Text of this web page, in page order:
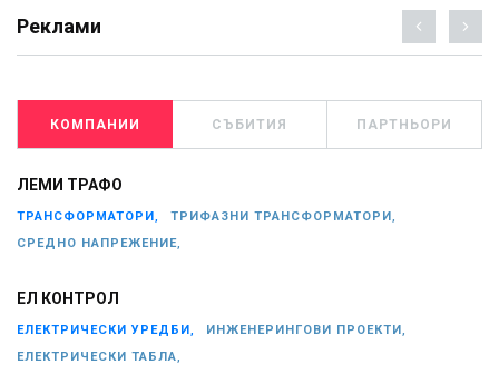
Реклами
КОМПАНИИ СЪБИТИЯ ПАРТНЬОРИ
ЛЕМИ ТРАФО
ТРАНСФОРМАТОРИ,
ТРИФАЗНИ ТРАНСФОРМАТОРИ,
СРЕДНО НАПРЕЖЕНИЕ,
ЕЛ КОНТРОЛ
ЕЛЕКТРИЧЕСКИ УРЕДБИ,
ИНЖЕНЕРИНГОВИ ПРОЕКТИ,
ЕЛЕКТРИЧЕСКИ ТАБЛА,